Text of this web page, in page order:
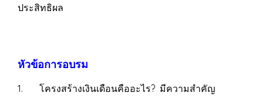
ประสิทธิผล
หัวข้อการอบรม
1. โครงสร้างเงินเดือนคืออะไร? มีความสำคัญ